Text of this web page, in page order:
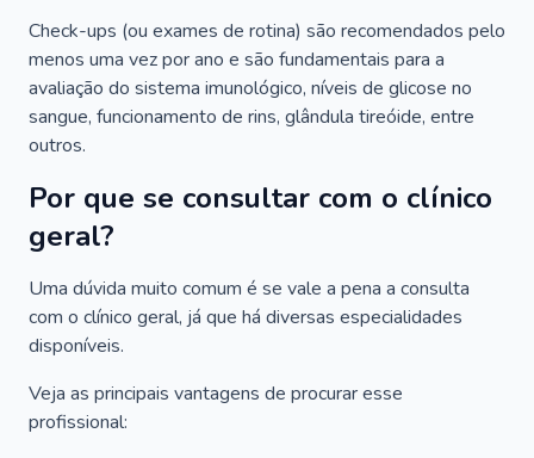
Check-ups (ou exames de rotina) são recomendados pelo
menos uma vez por ano e são fundamentais para a
avaliação do sistema imunológico, níveis de glicose no
sangue, funcionamento de rins, glândula tireóide, entre
outros.
Por que se consultar com o clínico
geral?
Uma dúvida muito comum é se vale a pena a consulta
com o clínico geral, já que há diversas especialidades
disponíveis.
Veja as principais vantagens de procurar esse
profissional: